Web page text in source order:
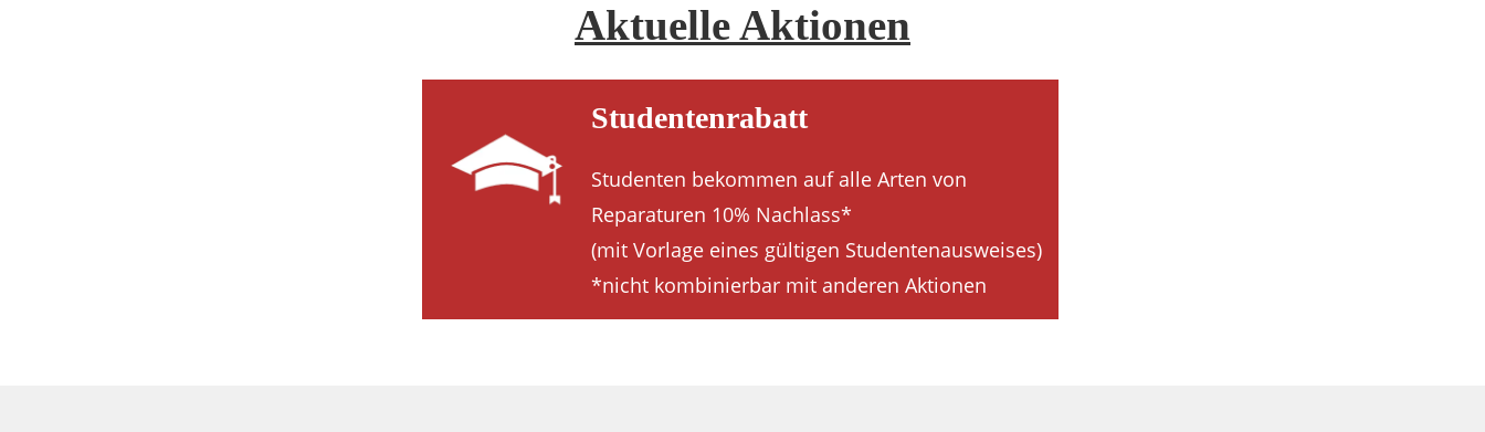
Aktuelle Aktionen
Studentenrabatt
Studenten bekommen auf alle Arten von
Reparaturen 10% Nachlass*
(mit Vorlage eines gültigen Studentenausweises)
*nicht kombinierbar mit anderen Aktionen